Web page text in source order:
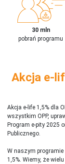
30 mln
pobrań programu
Akcja e-
Akcja e-life 1,5% dla
wszystkim OPP,
Program e-pity 2025
Publicznego.
W naszym
1,5%. Wiemy, że